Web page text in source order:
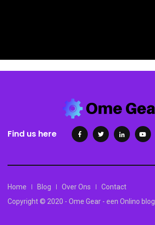
Find us here
Home Blog Over Ons
Contact
Copyright © 2020 - Ome Gear - een Onlino blog